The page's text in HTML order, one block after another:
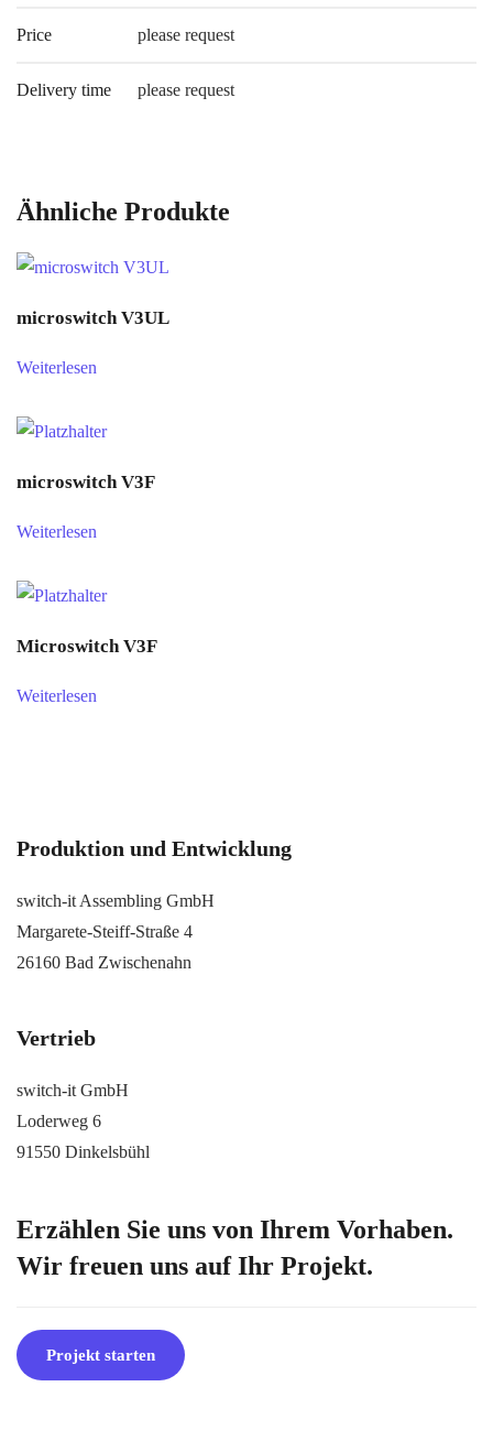
Price please request
Delivery time please request
Ähnliche Produkte
microswitch V3UL
Weiterlesen
microswitch V3F
Weiterlesen
Microswitch V3F
Weiterlesen
Produktion und Entwicklung
switch-it Assembling GmbH
Margarete-Steiff-Straße 4
26160 Bad Zwischenahn
Vertrieb
switch-it GmbH
Loderweg 6
91550 Dinkelsbühl
Erzählen Sie uns von Ihrem Vorhaben.
Wir freuen uns auf Ihr Projekt.
Projekt starten